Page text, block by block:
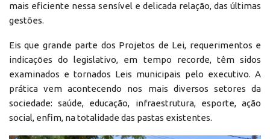
mais eficiente nessa sensível e delicada relação, das últimas
gestões.
Eis que grande parte dos Projetos de Lei, requerimentos e
indicações do legislativo, em tempo recorde, têm sidos
examinados e tornados Leis municipais pelo executivo. A
prática vem acontecendo nos mais diversos setores da
sociedade: saúde, educação, infraestrutura, esporte, ação
social, enfim, na totalidade das pastas existentes.